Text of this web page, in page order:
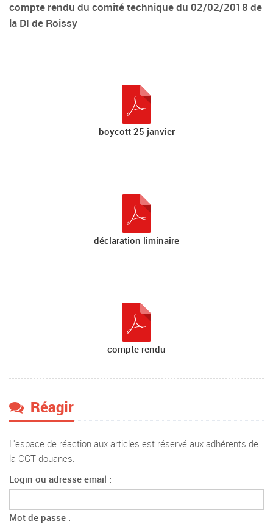
compte rendu du comité technique du 02/02/2018 de
la DI de Roissy
boycott 25 janvier
déclaration liminaire
compte rendu
Réagir
L'espace de réaction aux articles est réservé aux adhérents de
la CGT douanes.
Login ou adresse email :
Mot de passe :